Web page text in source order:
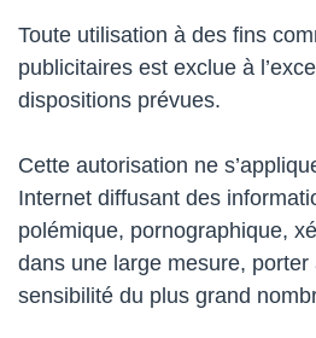
Toute utilisation à des fins
publicitaires est exclue à
dispositions prévues.
Cette autorisation ne
Internet diffusant des
polémique, pornographique,
dans une large mesure, porter
sensibilité du plus grand